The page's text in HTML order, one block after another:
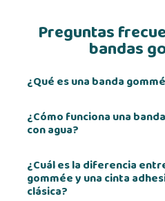
Preguntas
bandas
¿Qué es una banda
¿Cómo funciona una
con agua?
¿Cuál es la diferencia
gommée y una cinta
clásica?